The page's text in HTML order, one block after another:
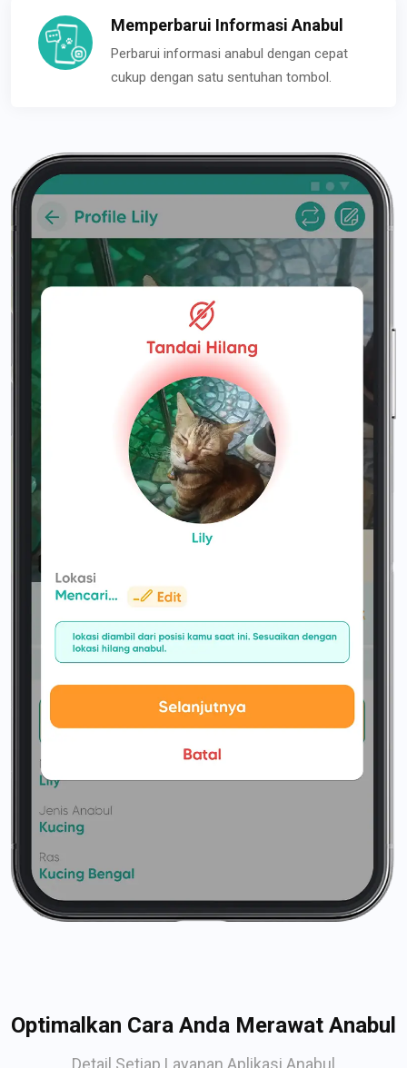
Memperbarui Informasi Anabul
Perbarui informasi anabul dengan cepat
cukup dengan satu sentuhan tombol.
Optimalkan Cara Anda Merawat Anabul
Detail Setiap Layanan Aplikasi Anabul